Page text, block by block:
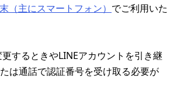
（主にスマートフォン） でご利用いた
するときやLINEアカウントを引き継
は通話で認証番号を受け取る必要が